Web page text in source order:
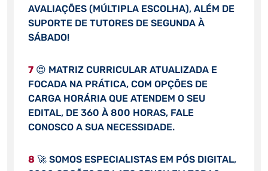
AVALIAÇÕES (MÚLTIPLA ESCOLHA), ALÉM DE
SUPORTE DE TUTORES DE SEGUNDA À
SÁBADO!
7😍 MATRIZ CURRICULAR ATUALIZADA E
FOCADA NA PRÁTICA, COM OPÇÕES DE
CARGA HORÁRIA QUE ATENDEM O SEU
EDITAL, DE 360 À 800 HORAS, FALE
CONOSCO A SUA NECESSIDADE.
8 🚀 SOMOS ESPECIALISTAS EM PÓS DIGITAL,